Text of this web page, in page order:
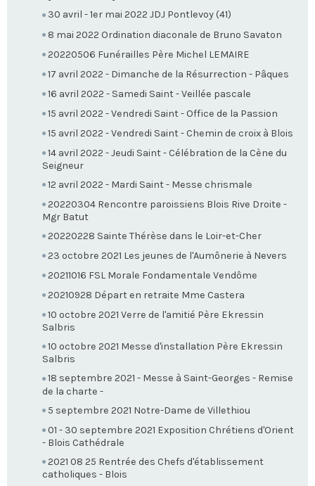
30 avril - 1er mai 2022 JDJ Pontlevoy (41)
8 mai 2022 Ordination diaconale de Bruno Savaton
20220506 Funérailles Père Michel LEMAIRE
17 avril 2022 - Dimanche de la Résurrection - Pâques
16 avril 2022 - Samedi Saint - Veillée pascale
15 avril 2022 - Vendredi Saint - Office de la Passion
15 avril 2022 - Vendredi Saint - Chemin de croix à Blois
14 avril 2022 - Jeudi Saint - Célébration de la Cène du
Seigneur
12 avril 2022 - Mardi Saint - Messe chrismale
20220304 Rencontre paroissiens Blois Rive Droite -
Mgr Batut
20220228 Sainte Thérèse dans le Loir-et-Cher
23 octobre 2021 Les jeunes de l'Aumônerie à Nevers
20211016 FSL Morale Fondamentale Vendôme
20210928 Départ en retraite Mme Castera
10 octobre 2021 Verre de l'amitié Père Ekressin
Salbris
10 octobre 2021 Messe d'installation Père Ekressin
Salbris
18 septembre 2021 - Messe à Saint-Georges - Remise
de la charte -
5 septembre 2021 Notre-Dame de Villethiou
01 - 30 septembre 2021 Exposition Chrétiens d'Orient
- Blois Cathédrale
2021 08 25 Rentrée des Chefs d'établissement
catholiques - Blois